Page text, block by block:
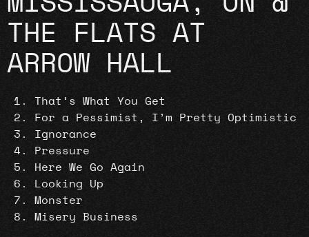
THE FLATS AT
ARROW HALL
That’s What You Get
For a Pessimist, I’m Pretty Optimistic
Ignorance
Pressure
Here We Go Again
Looking Up
Monster
Misery Business